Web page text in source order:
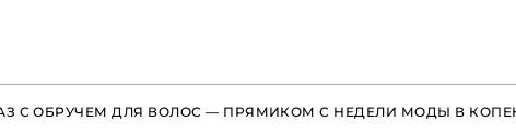
С ОБРУЧЕМ ДЛЯ ВОЛОС — ПРЯМИКОМ С НЕДЕЛИ МОДЫ В